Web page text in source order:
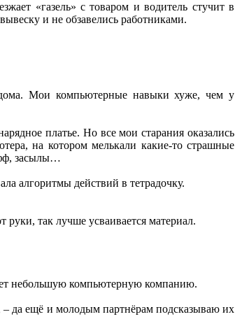
«газель» с товаром и водитель стучит в
и не обзавелись работниками.
дома. Мои компьютерные навыки хуже, чем у
платье. Но все мои старания оказались
на котором мелькали какие-то страшные
засылы…
алгоритмы действий в тетрадочку.
так лучше усваивается материал.
небольшую компьютерную компанию.
– да ещё и молодым партнёрам подсказываю их